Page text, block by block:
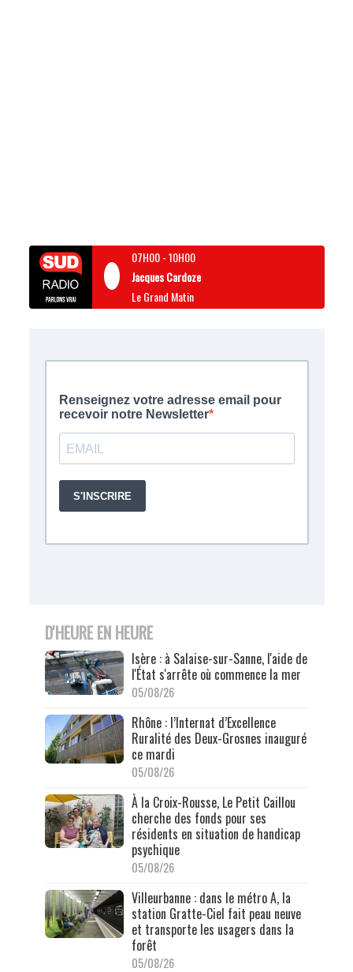
07H00-10H00
Jacques Cardoze
Le Grand Matin
D'HEURE EN HEURE
Isère : à Salaise-sur-Sanne, l'aide de
l'État s'arrête où commence la mer
05/08/26
Rhône : l’Internat d’Excellence
Ruralité des Deux-Grosnes inauguré
ce mardi
05/08/26
À la Croix-Rousse, Le Petit Caillou
cherche des fonds pour ses
résidents en situation de handicap
psychique
05/08/26
Villeurbanne : dans le métro A, la
station Gratte-Ciel fait peau neuve
et transporte les usagers dans la
forêt
05/08/26